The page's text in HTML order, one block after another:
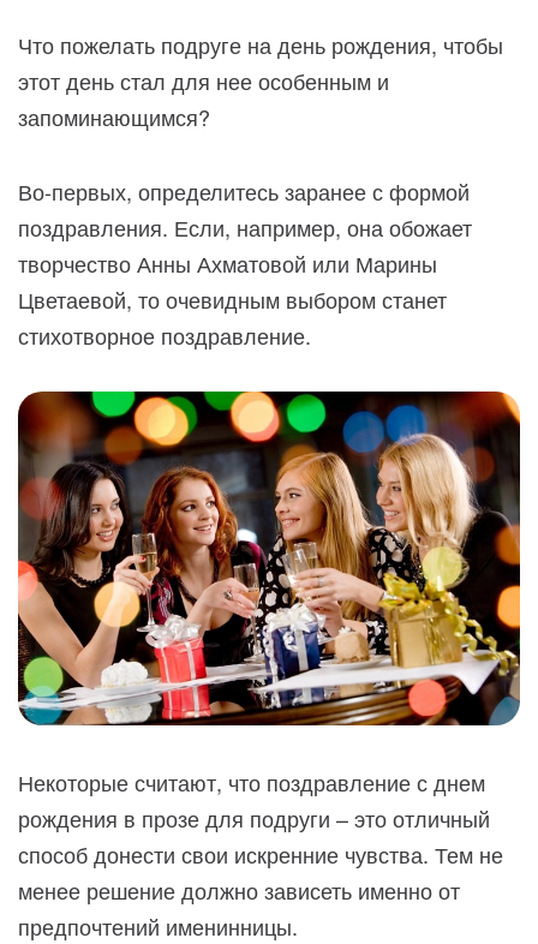
Что пожелать подруге на день рождения, чтобы
этот день стал для нее особенным и
запоминающимся?
Во-первых, определитесь заранее с формой
поздравления. Если, например, она обожает
творчество Анны Ахматовой или Марины
Цветаевой, то очевидным выбором станет
стихотворное поздравление.
Некоторые считают, что поздравление с днем
рождения в прозе для подруги – это отличный
способ донести свои искренние чувства. Тем не
менее решение должно зависеть именно от
предпочтений именинницы.